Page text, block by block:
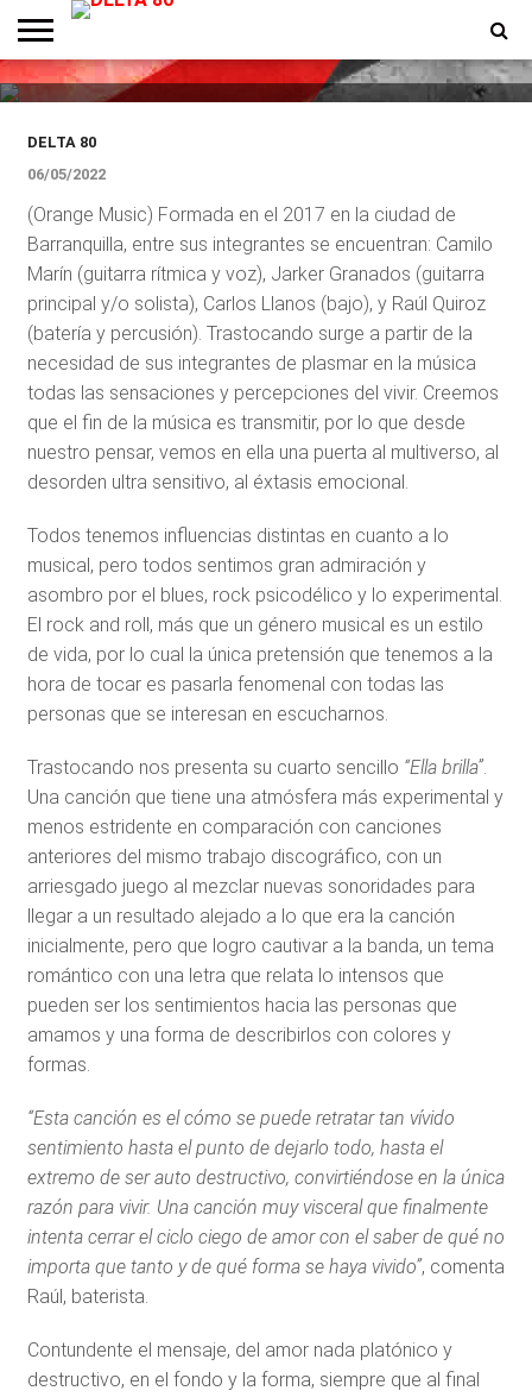
ENTREVISTAS
PREMIOS
PRODUCCIONES
PROGRAMACION
CONTACTO
HOMEPAGE
MUSICA
Presentamos a Trastocando
DELTA 80
06/05/2022
(Orange Music) Formada en el 2017 en la ciudad de
Barranquilla, entre sus integrantes se encuentran: Camilo
Marín (guitarra rítmica y voz), Jarker Granados (guitarra
principal y/o solista), Carlos Llanos (bajo), y Raúl Quiroz
(batería y percusión). Trastocando surge a partir de la
necesidad de sus integrantes de plasmar en la música
todas las sensaciones y percepciones del vivir. Creemos
que el fin de la música es transmitir, por lo que desde
nuestro pensar, vemos en ella una puerta al multiverso, al
desorden ultra sensitivo, al éxtasis emocional.
Todos tenemos influencias distintas en cuanto a lo
musical, pero todos sentimos gran admiración y
asombro por el blues, rock psicodélico y lo experimental.
El rock and roll, más que un género musical es un estilo
de vida, por lo cual la única pretensión que tenemos a la
hora de tocar es pasarla fenomenal con todas las
personas que se interesan en escucharnos.
Trastocando nos presenta su cuarto sencillo “Ella brilla”.
Una canción que tiene una atmósfera más experimental y
menos estridente en comparación con canciones
anteriores del mismo trabajo discográfico, con un
arriesgado juego al mezclar nuevas sonoridades para
llegar a un resultado alejado a lo que era la canción
inicialmente, pero que logro cautivar a la banda, un tema
romántico con una letra que relata lo intensos que
pueden ser los sentimientos hacia las personas que
amamos y una forma de describirlos con colores y
formas.
“Esta canción es el cómo se puede retratar tan vívido
sentimiento hasta el punto de dejarlo todo, hasta el
extremo de ser auto destructivo, convirtiéndose en la única
razón para vivir. Una canción muy visceral que finalmente
intenta cerrar el ciclo ciego de amor con el saber de qué no
importa que tanto y de qué forma se haya vivido”, comenta
Raúl, baterista.
Contundente el mensaje, del amor nada platónico y
destructivo, en el fondo y la forma, siempre que al final